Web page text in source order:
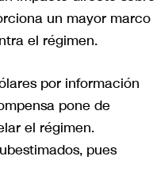
un mayor marco
el régimen.
por información
pone de
el régimen.
pues